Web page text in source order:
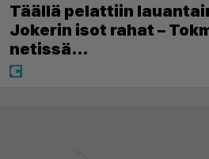
Täällä pelattiin
Jokerin isot rahat –
netissä…